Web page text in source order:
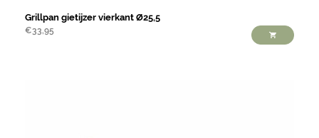
Grillpan gietijzer vierkant Ø25,5
€33,95